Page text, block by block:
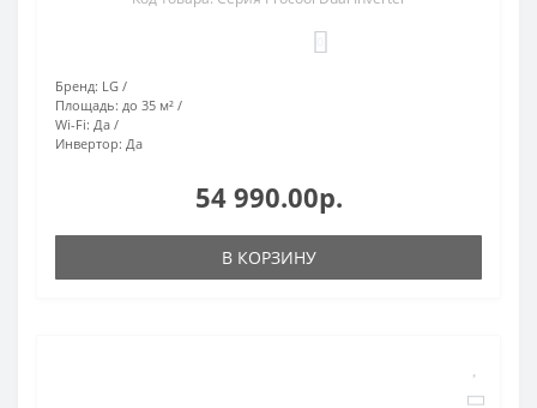
Бренд: LG
Площадь: до 35 м²
Wi-Fi: Да
Инвертор: Да
54 990.00р.
В КОРЗИНУ